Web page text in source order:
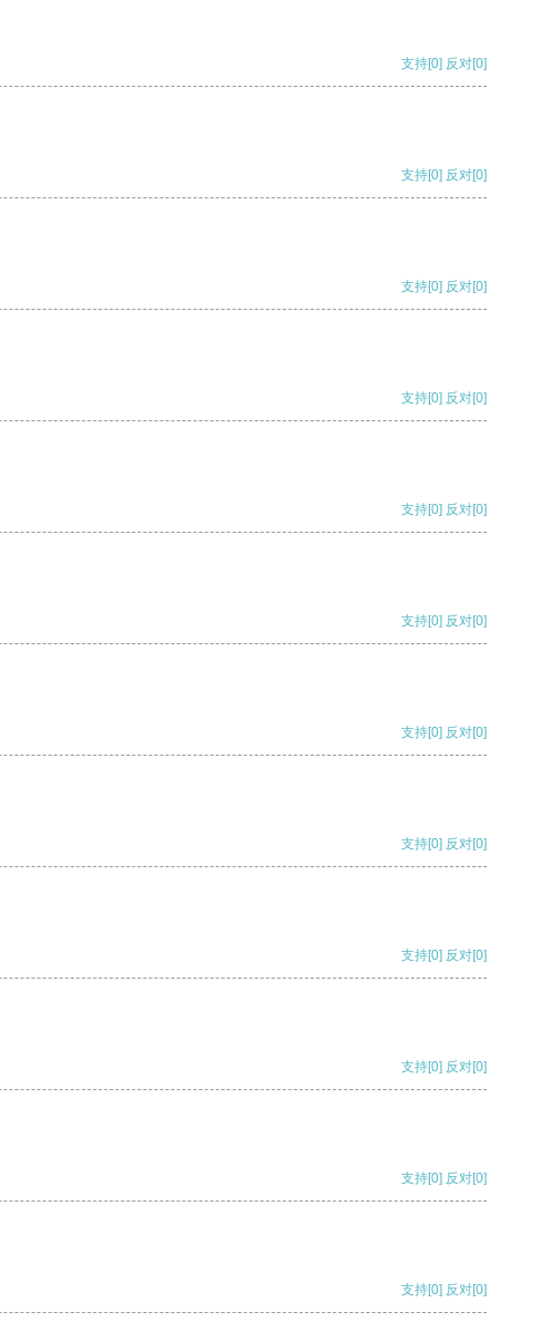
支持[0] 反对[0]
支持[0] 反对[0]
支持[0] 反对[0]
支持[0] 反对[0]
支持[0] 反对[0]
支持[0] 反对[0]
支持[0] 反对[0]
支持[0] 反对[0]
支持[0] 反对[0]
支持[0] 反对[0]
支持[0] 反对[0]
支持[0] 反对[0]